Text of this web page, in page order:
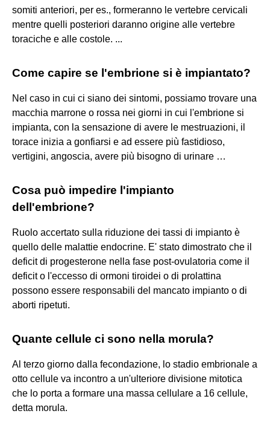
somiti anteriori, per es., formeranno le vertebre cervicali
mentre quelli posteriori daranno origine alle vertebre
toraciche e alle costole. ...
Come capire se l'embrione si è impiantato?
Nel caso in cui ci siano dei sintomi, possiamo trovare una
macchia marrone o rossa nei giorni in cui l'embrione si
impianta, con la sensazione di avere le mestruazioni, il
torace inizia a gonfiarsi e ad essere più fastidioso,
vertigini, angoscia, avere più bisogno di urinare …
Cosa può impedire l'impianto
dell'embrione?
Ruolo accertato sulla riduzione dei tassi di impianto è
quello delle malattie endocrine. E' stato dimostrato che il
deficit di progesterone nella fase post-ovulatoria come il
deficit o l'eccesso di ormoni tiroidei o di prolattina
possono essere responsabili del mancato impianto o di
aborti ripetuti.
Quante cellule ci sono nella morula?
Al terzo giorno dalla fecondazione, lo stadio embrionale a
otto cellule va incontro a un'ulteriore divisione mitotica
che lo porta a formare una massa cellulare a 16 cellule,
detta morula.